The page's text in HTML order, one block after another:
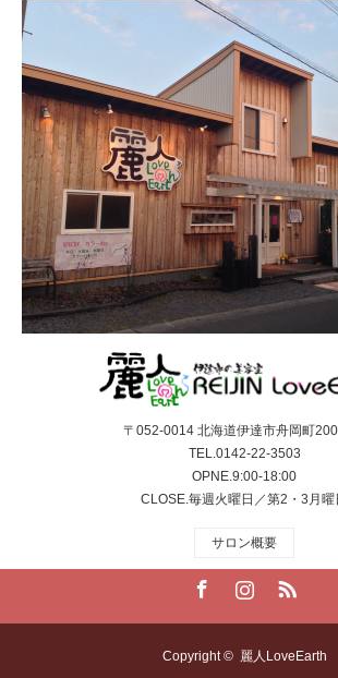
〒052-0014 北海道伊達市舟岡町
TEL.0142-22-3503
OPNE.9:00-18:00
CLOSE.毎週火曜日／第2・3月曜
サロン概要
Copyright © 麗人LoveEarth